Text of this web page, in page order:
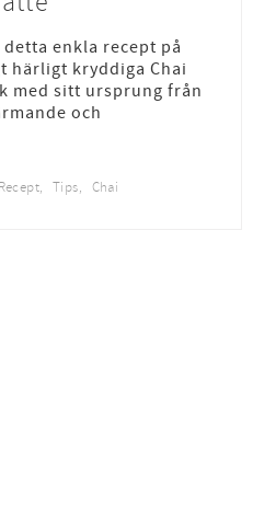
enkla recept på
härligt kryddiga Chai
med sitt ursprung från
och
Recept Tips Chai